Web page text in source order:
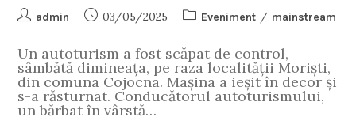
admin 03/05/2025 Eveniment / mainstream
Un autoturism a fost scăpat de control,
sâmbătă dimineața, pe raza localității Moriști,
din comuna Cojocna. Mașina a ieșit în decor și
s-a răsturnat. Conducătorul autoturismului,
un bărbat în vârstă…